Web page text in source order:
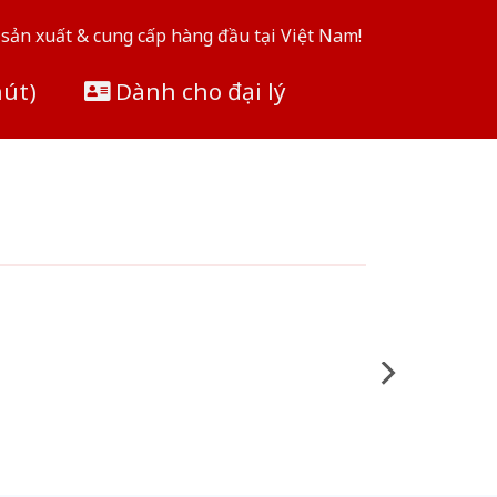
xuất & cung cấp hàng đầu tại Việt Nam!
Dành cho đại lý